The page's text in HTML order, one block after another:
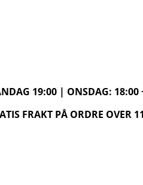
19:00 | ONSDAG: 18:00
FRAKT PÅ ORDRE OVER